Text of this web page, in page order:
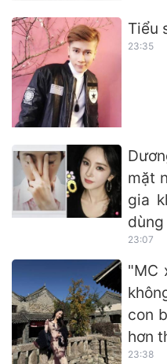
Tiểu
23:35
mặt
gia
dùng
23:07
"MC
con
hơn
23:38